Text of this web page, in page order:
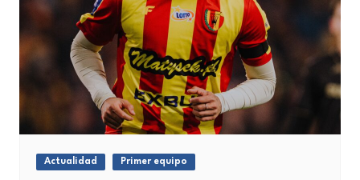
Actualidad Primer equipo